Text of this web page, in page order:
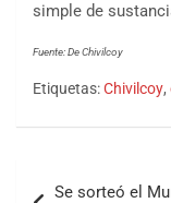
simple de
Fuente: De Chivilcoy
Etiquetas:Chivilcoy,
Se sorteó el